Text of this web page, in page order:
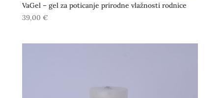
VaGel – gel za poticanje prirodne vlažnosti rodnice
39,00 €